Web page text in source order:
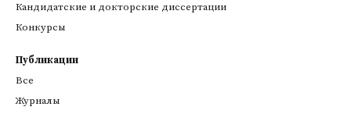
Кандидатские и докторские диссертации
Конкурсы
Публикации
Все
Журналы